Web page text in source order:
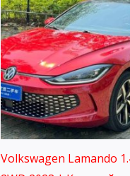
Volkswagen Lamando